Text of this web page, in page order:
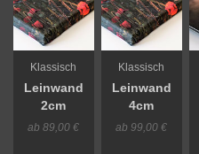
Klassisch
Leinwand
2cm
ab 89,00 €
Klassisch
Leinwand
4cm
ab 99,00 €